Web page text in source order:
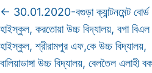
← 30.01.2020-বগুড়া ক্যান্টনমেন্ট বোর্ড
হাইস্কুল, করতোয়া উচ্চ বিদ্যালয়, বগা বিএল
হাইস্কুল, শ্রীরামপুর এফ,কে উচ্চ বিদ্যালয়,
বালিয়াডাঙ্গা উচ্চ বিদ্যালয়, বেলতৈল এলাহী